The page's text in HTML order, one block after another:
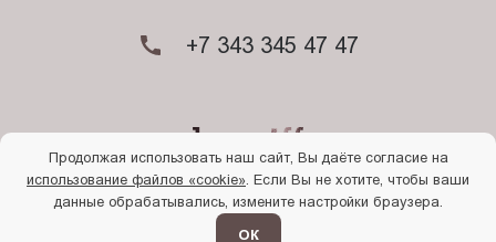
© 2026. Begriff
Политика конфиденциальности
+7 343 345 47 47
Продолжая использовать наш сайт, Вы даёте согласие на
использование файлов «cookie» . Если Вы не хотите, чтобы ваши
данные обрабатывались, измените настройки браузера.
ОК